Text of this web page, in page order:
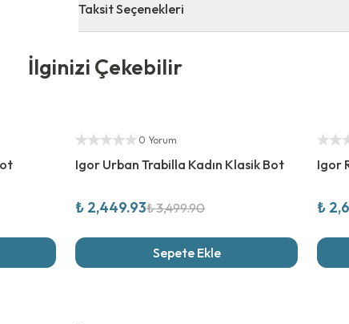
Taksit Seçenekleri
Yetkili Satıcı
0 Yorum
Igor Urban Trabilla Kadın Klasik Bot
₺ 2,449.93₺ 3,499.90
Sepete Ekle
Igor
₺